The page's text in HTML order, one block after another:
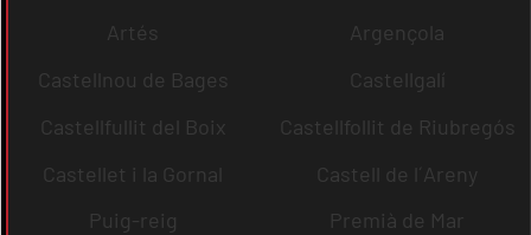
Artés
Argençola
Castellnou de Bages
Castellgalí
Castellfullit del Boix
Castellfollit de Riubregós
Castellet i la Gornal
Castell de l´Areny
Puig-reig
Premià de Mar